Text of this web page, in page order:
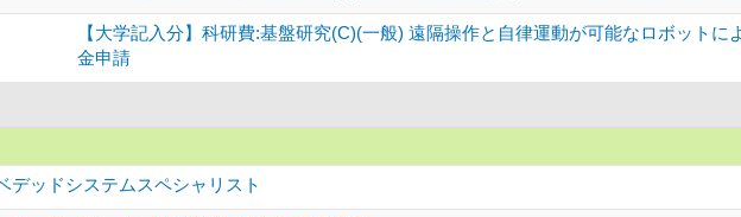
【大学記入分】科研費:基盤研究(C)(一般) 遠隔操作と自律運動が可能なロボット
金申請
デッドシステムスペシャリスト